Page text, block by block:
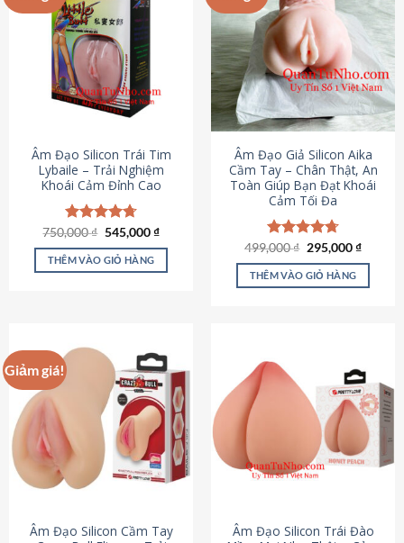
Âm Đạo Silicon Trái Tim
Lybaile – Trải Nghiệm
Khoái Cảm Đỉnh Cao
Được xếp
hạng4.70
5 sao
750,000₫ Giá
là:
750,000 ₫.
545,000₫Giá
tại
545,000 ₫.
THÊM VÀO GIỎ HÀNG
Âm Đạo Giả Silicon Aika
Cầm Tay – Chân Thật, An
Toàn Giúp Bạn Đạt Khoái
Cảm Tối Đa
Được xếp
hạng4.75
5 sao
499,000₫ Giá
là:
499,000 ₫.
295,000₫Giá
tại
THÊM VÀO GIỎ HÀNG
Giảm giá!
Âm Đạo Silicon Cầm Tay
Âm Đạo Silicon Trái Đào